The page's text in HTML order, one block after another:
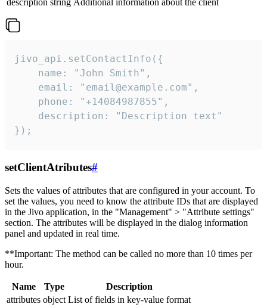
description string Additional information about the client
jivo_api.setContactInfo({
    name: "John Smith",
    email: "email@example.com",
    phone: "+14084987855",
    description: "Description text"
});
setClientAtributes#
Sets the values ​​of attributes that are configured in your account. To
set the values, you need to know the attribute IDs that are displayed
in the Jivo application, in the "Management" > "Attribute settings"
section. The attributes will be displayed in the dialog information
panel and updated in real time.
**Important: The method can be called no more than 10 times per
hour.
Name Type
Description
attributes object List of fields in key-value format